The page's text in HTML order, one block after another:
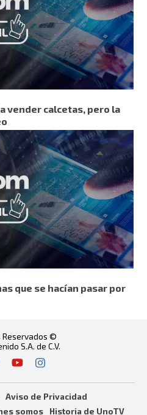
vender calcetas, pero la
que se hacían pasar por
Reservados ©
S.A. de C.V.
Aviso de Privacidad
somos Historia de UnoTV